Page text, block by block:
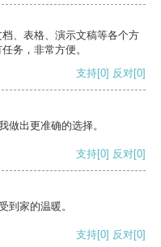
、表格、演示文稿等各个方
务，非常方便。
支持[0] 反对[0]
做出更准确的选择。
支持[0] 反对[0]
到家的温暖。
支持[0] 反对[0]